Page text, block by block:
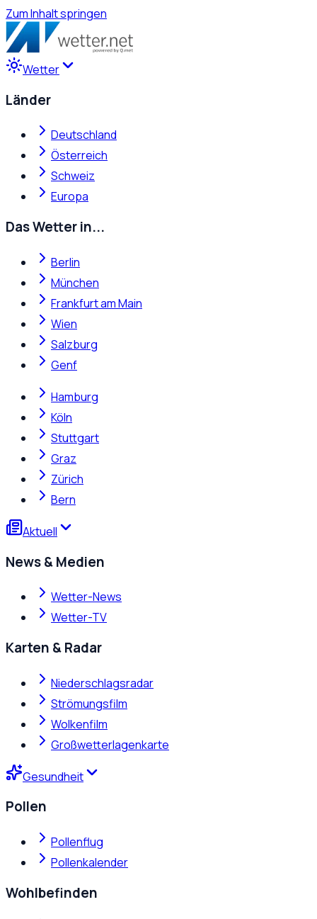
Zum Inhalt springen
Wetter
Länder
Deutschland
Österreich
Schweiz
Europa
Das Wetter in...
Berlin
München
Frankfurt am Main
Wien
Salzburg
Genf
Hamburg
Köln
Stuttgart
Graz
Zürich
Bern
Aktuell
News & Medien
Wetter-News
Wetter-TV
Karten & Radar
Niederschlagsradar
Strömungsfilm
Wolkenfilm
Großwetterlagenkarte
Gesundheit
Pollen
Pollenflug
Pollenkalender
Wohlbefinden